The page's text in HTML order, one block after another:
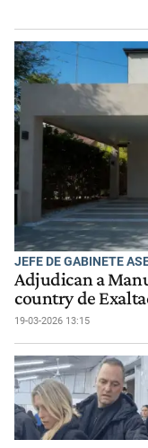
JEFE DE GABINETE
Adjudican a
country de
19-03-2026 13:15